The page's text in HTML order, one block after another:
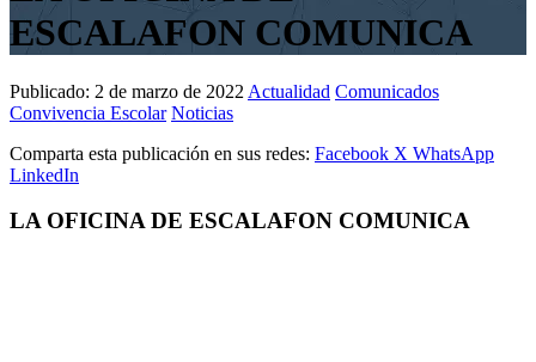
ESCALAFON COMUNICA
Publicado: 2 de marzo de 2022 Actualidad Comunicados
Convivencia Escolar Noticias
Comparta esta publicación en sus redes: Facebook X WhatsApp
LinkedIn
LA OFICINA DE ESCALAFON COMUNICA